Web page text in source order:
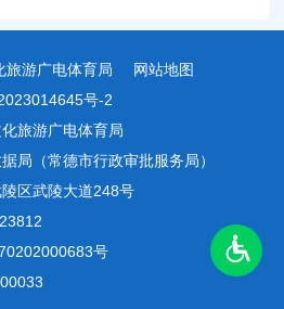
旅游广电体育局
网站地图
号-2
旅游广电体育局
局（常德市行政审批服务局）
区武陵大道248号
号